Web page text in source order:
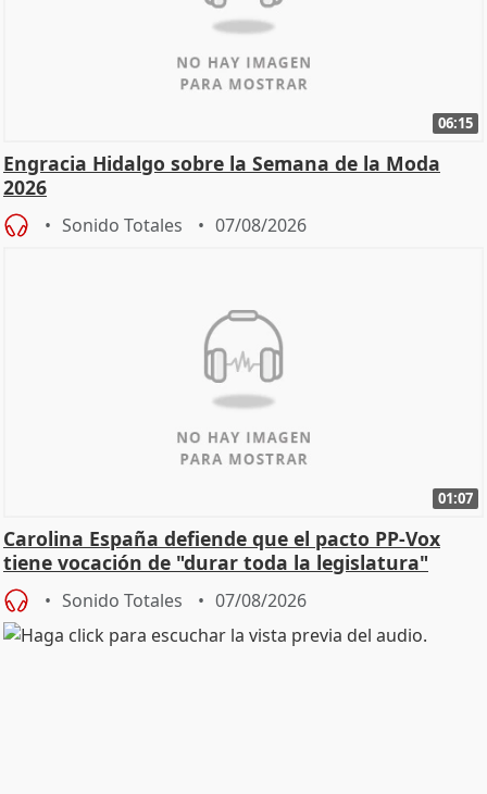
06:15
Engracia Hidalgo sobre la Semana de la Moda
2026
Sonido Totales 07/08/2026
01:07
Carolina España defiende que el pacto PP-Vox
tiene vocación de "durar toda la legislatura"
Sonido Totales 07/08/2026